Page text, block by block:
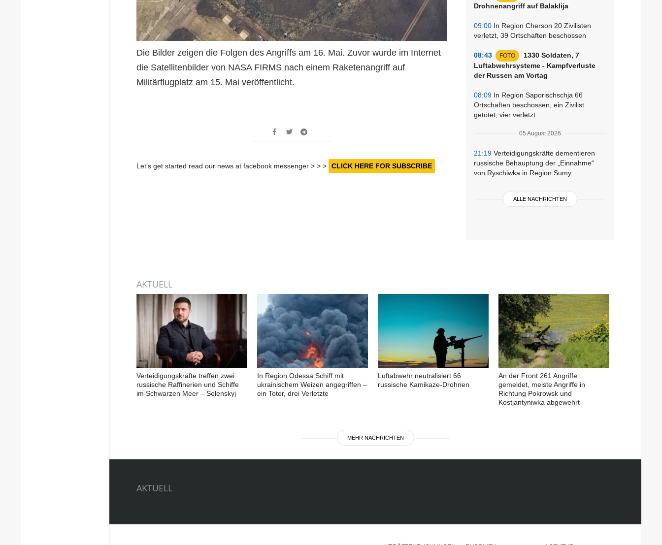
Drohnenangriff auf Balaklija
09:00 In Region Cherson 20 Zivilisten
verletzt, 39 Ortschaften beschossen
08:43 FOTO
1330 Soldaten, 7
Luftabwehrsysteme - Kampfverluste
der Russen am Vortag
08:09 In Region Saporischschja 66
Ortschaften beschossen, ein Zivilist
getötet, vier verletzt
05 August 2026
21:19 Verteidigungskräfte dementieren
russische Behauptung der „Einnahme“
von Ryschiwka in Region Sumy
ALLE NACHRICHTEN
Die Bilder zeigen die Folgen des Angriffs am 16. Mai. Zuvor wurde im Internet
die Satellitenbilder von NASA FIRMS nach einem Raketenangriff auf
Militärflugplatz am 15. Mai veröffentlicht.
Let’s get started read our news at facebook messenger > > > CLICK HERE FOR SUBSCRIBE
AKTUELL
Verteidigungskräfte treffen zwei
russische Raffinerien und Schiffe
im Schwarzen Meer – Selenskyj
In Region Odessa Schiff mit
ukrainischem Weizen angegriffen –
ein Toter, drei Verletzte
Luftabwehr neutralisiert 66
russische Kamikaze-Drohnen
An der Front 261 Angriffe
gemeldet, meiste Angriffe in
Richtung Pokrowsk und
Kostjantyniwka abgewehrt
MEHR NACHRICHTEN
AKTUELL